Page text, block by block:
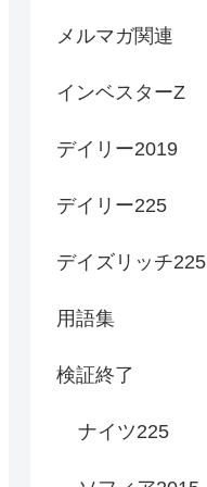
メルマガ関連
インベスターZ
デイリー2019
デイリー225
デイズリッチ225
用語集
検証終了
ナイツ225